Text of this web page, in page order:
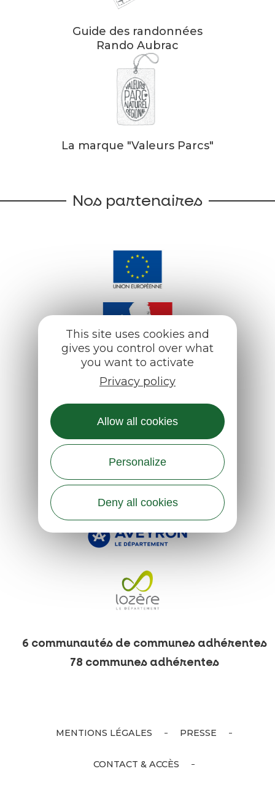
Guide des randonnées
Rando Aubrac
La marque "Valeurs Parcs"
Nos partenaires
6 communautés de communes adhérentes
78 communes adhérentes
MENTIONS LÉGALES PRESSE
CONTACT & ACCÈS
This site uses cookies and
gives you control over what
you want to activate
Privacy policy
Allow all cookies
Personalize
Deny all cookies